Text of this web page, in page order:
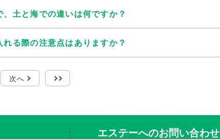
土と海での違いは何ですか？
る際の注意点はありますか？
次へ 最後
エステーへのお問い合わせ